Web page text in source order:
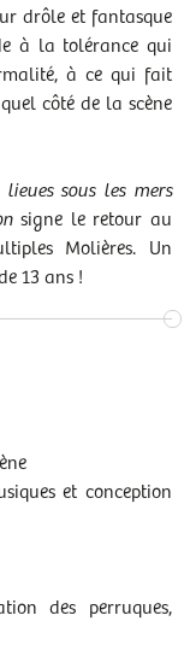
drôle et fantasque
à la tolérance qui
à ce qui fait
côté de la scène
sous les mers
signe le retour au
Molières. Un
13 ans !
et conception
des perruques,